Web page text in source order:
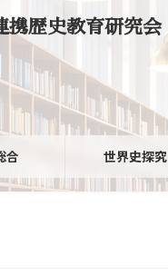
携歴史教育研究会
合 世界史探究